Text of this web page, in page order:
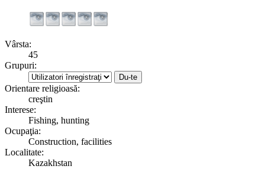
Vârsta:
45
Grupuri:
Orientare religioasă:
creştin
Interese:
Fishing, hunting
Ocupaţia:
Construction, facilities
Localitate:
Kazakhstan